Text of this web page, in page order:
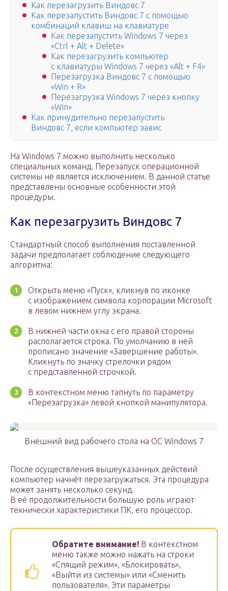
Как перезагрузить Виндовс 7
Как перезапустить Виндовс 7 с помощью
комбинаций клавиш на клавиатуре
Как перезапустить Windows 7 через
«Ctrl + Alt + Delete»
Как перезагрузить компьютер
с клавиатуры Windows 7 через «Alt + F4»
Перезагрузка Виндовс 7 c помощью
«Win + R»
Перезагрузка Windows 7 через кнопку
«Win»
Как принудительно перезапустить
Виндовс 7, если компьютер завис
На Windows 7 можно выполнить несколько
специальных команд. Перезапуск операционной
системы не является исключением. В данной статье
представлены основные особенности этой
процедуры.
Как перезагрузить Виндовс 7
Стандартный способ выполнения поставленной
задачи предполагает соблюдение следующего
алгоритма:
Открыть меню «Пуск», кликнув по иконке
с изображением символа корпорации Microsoft
в левом нижнем углу экрана.
В нижней части окна с его правой стороны
располагается строка. По умолчанию в ней
прописано значение «Завершение работы».
Кликнуть по значку стрелочки рядом
с представленной строчкой.
В контекстном меню тапнуть по параметру
«Перезагрузка» левой кнопкой манипулятора.
Внешний вид рабочего стола на OC Windows 7
После осуществления вышеуказанных действий
компьютер начнёт перезагружаться. Эта процедура
может занять несколько секунд.
В её продолжительности большую роль играют
технически характеристики ПК, его процессор.
Обратите внимание! В контекстном
меню также можно нажать на строки
«Спящий режим», «Блокировать»,
«Выйти из системы» или «Сменить
пользователя». Эти параметры